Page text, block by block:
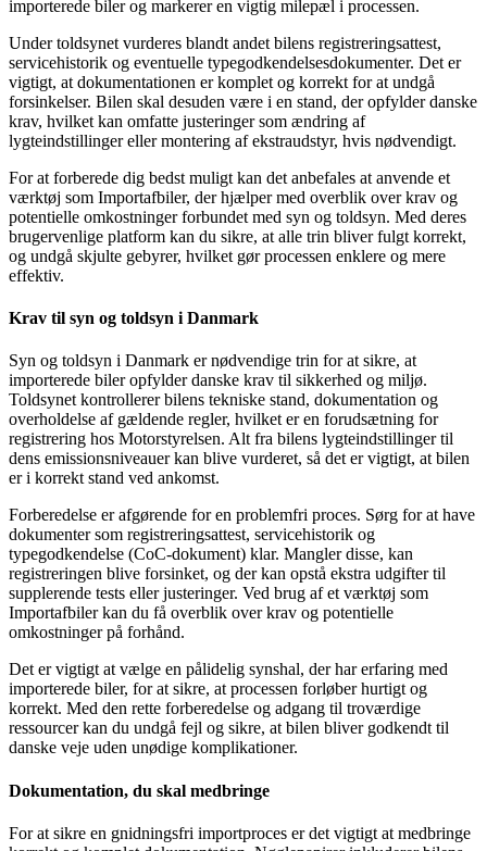
importerede biler og markerer en vigtig milepæl i processen.
Under toldsynet vurderes blandt andet bilens registreringsattest,
servicehistorik og eventuelle typegodkendelsesdokumenter. Det er
vigtigt, at dokumentationen er komplet og korrekt for at undgå
forsinkelser. Bilen skal desuden være i en stand, der opfylder danske
krav, hvilket kan omfatte justeringer som ændring af
lygteindstillinger eller montering af ekstraudstyr, hvis nødvendigt.
For at forberede dig bedst muligt kan det anbefales at anvende et
værktøj som Importafbiler, der hjælper med overblik over krav og
potentielle omkostninger forbundet med syn og toldsyn. Med deres
brugervenlige platform kan du sikre, at alle trin bliver fulgt korrekt,
og undgå skjulte gebyrer, hvilket gør processen enklere og mere
effektiv.
Krav til syn og toldsyn i Danmark
Syn og toldsyn i Danmark er nødvendige trin for at sikre, at
importerede biler opfylder danske krav til sikkerhed og miljø.
Toldsynet kontrollerer bilens tekniske stand, dokumentation og
overholdelse af gældende regler, hvilket er en forudsætning for
registrering hos Motorstyrelsen. Alt fra bilens lygteindstillinger til
dens emissionsniveauer kan blive vurderet, så det er vigtigt, at bilen
er i korrekt stand ved ankomst.
Forberedelse er afgørende for en problemfri proces. Sørg for at have
dokumenter som registreringsattest, servicehistorik og
typegodkendelse (CoC-dokument) klar. Mangler disse, kan
registreringen blive forsinket, og der kan opstå ekstra udgifter til
supplerende tests eller justeringer. Ved brug af et værktøj som
Importafbiler kan du få overblik over krav og potentielle
omkostninger på forhånd.
Det er vigtigt at vælge en pålidelig synshal, der har erfaring med
importerede biler, for at sikre, at processen forløber hurtigt og
korrekt. Med den rette forberedelse og adgang til troværdige
ressourcer kan du undgå fejl og sikre, at bilen bliver godkendt til
danske veje uden unødige komplikationer.
Dokumentation, du skal medbringe
For at sikre en gnidningsfri importproces er det vigtigt at medbringe